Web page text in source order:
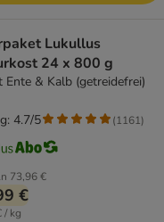
Lukullus
24 x 800 g
Ente & Kalb (getreidefrei)
73,96 €
€
/ kg
4.7/5 (1161)